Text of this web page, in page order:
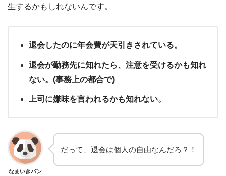
生するかもしれないんです。
退会したのに年会費が天引きされている。
退会が勤務先に知れたら、注意を受けるかも知れ
ない。(事務上の都合で)
上司に嫌味を言われるかも知れない。
なまいきパン
だって、退会は個人の自由なんだろ？！